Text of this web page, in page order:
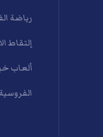
رياضة
إلتقاط
ألعاب